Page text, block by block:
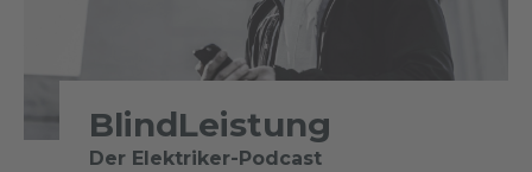
BlindLeistung
Der Elektriker-Podcast